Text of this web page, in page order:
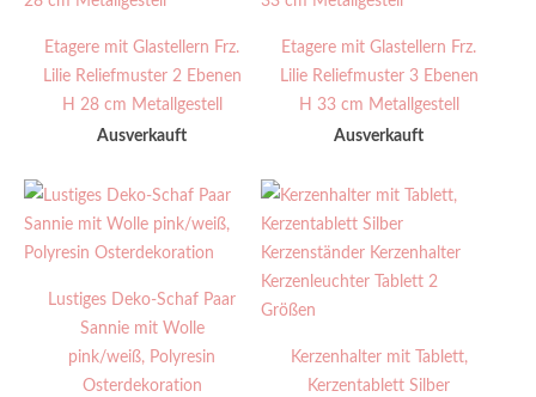
Etagere mit Glastellern Frz.
Lilie Reliefmuster 2 Ebenen
H 28 cm Metallgestell
Ausverkauft
Etagere mit Glastellern Frz.
Lilie Reliefmuster 3 Ebenen
H 33 cm Metallgestell
Ausverkauft
Lustiges Deko-Schaf Paar
Sannie mit Wolle
pink/weiß, Polyresin
Osterdekoration
Kerzenhalter mit Tablett,
Kerzentablett Silber